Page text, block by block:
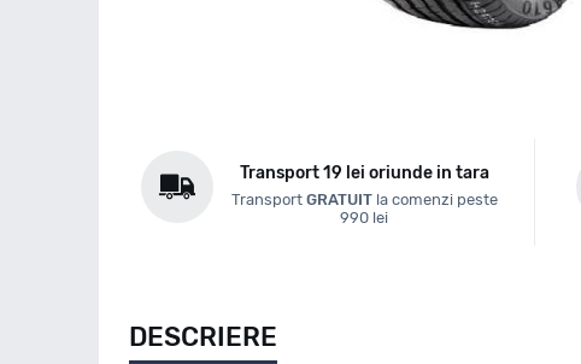
Transport 19 lei oriunde in tara
Transport GRATUITla comenzi peste
990 lei
DESCRIERE